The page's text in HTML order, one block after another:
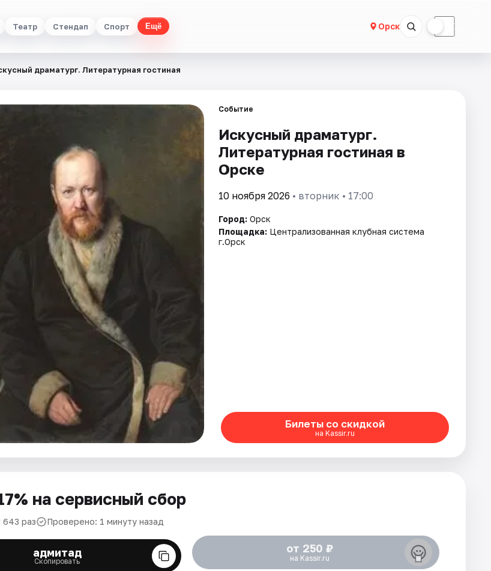
Театр Стендап Спорт Ещё Орск ☾
драматург. Литературная гостиная
Событие
Искусный драматург.
Литературная гостиная в
Орске
10 ноября 2026 • вторник • 17:00
Город: Орск
Площадка: Централизованная клубная система
г.Орск
Билеты со скидкой
на Kassir.ru
на сервисный сбор
643 раз Проверено: 1 минуту назад
адмитад
Скопировать
от 250 ₽
на Kassir.ru